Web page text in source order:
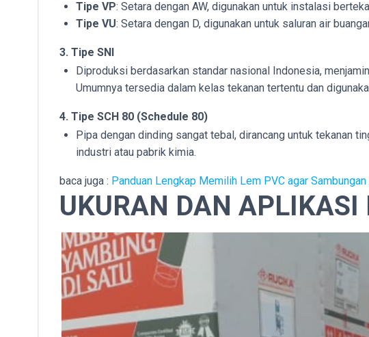
Tipe VP: Setara dengan AW, digunakan untuk instalasi
Tipe VU: Setara dengan D, digunakan untuk saluran air
3. Tipe SNI
Diproduksi berdasarkan standar nasional Indonesia,
Umumnya tersedia dalam kelas tekanan tertentu dan
4. Tipe SCH 80 (Schedule 80)
Pipa dengan dinding sangat tebal, dirancang untuk tekanan
industri atau pabrik kimia.
baca juga : Panduan Lengkap Memilih Lem PVC agar
UKURAN DAN APLIKASI